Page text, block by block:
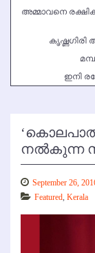
അമ്മാവനെ
കൃഷ്ണഗിരി
ഇനി
നല്‍കുന്ന
September 26,
Featured, Kerala